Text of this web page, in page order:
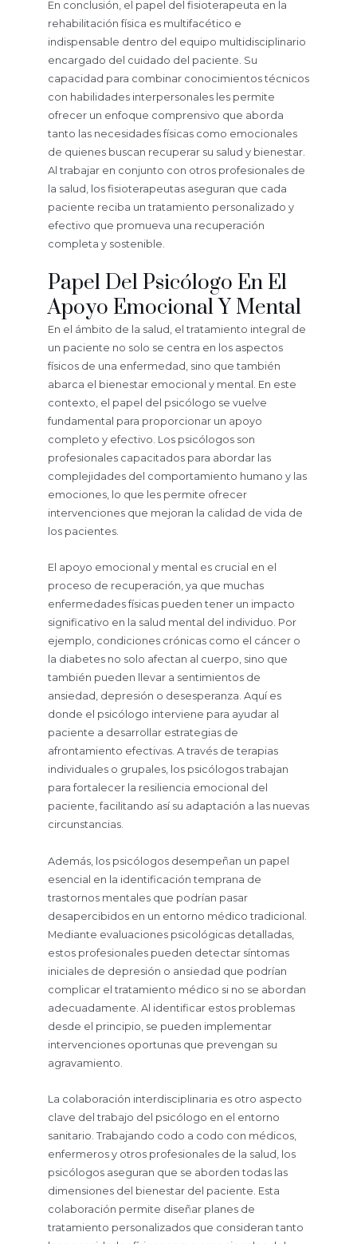
En conclusión, el papel del fisioterapeuta en la
rehabilitación física es multifacético e
indispensable dentro del equipo multidisciplinario
encargado del cuidado del paciente. Su
capacidad para combinar conocimientos técnicos
con habilidades interpersonales les permite
ofrecer un enfoque comprensivo que aborda
tanto las necesidades físicas como emocionales
de quienes buscan recuperar su salud y bienestar.
Al trabajar en conjunto con otros profesionales de
la salud, los fisioterapeutas aseguran que cada
paciente reciba un tratamiento personalizado y
efectivo que promueva una recuperación
completa y sostenible.
Papel Del Psicólogo En El
Apoyo Emocional Y Mental
En el ámbito de la salud, el tratamiento integral de
un paciente no solo se centra en los aspectos
físicos de una enfermedad, sino que también
abarca el bienestar emocional y mental. En este
contexto, el papel del psicólogo se vuelve
fundamental para proporcionar un apoyo
completo y efectivo. Los psicólogos son
profesionales capacitados para abordar las
complejidades del comportamiento humano y las
emociones, lo que les permite ofrecer
intervenciones que mejoran la calidad de vida de
los pacientes.
El apoyo emocional y mental es crucial en el
proceso de recuperación, ya que muchas
enfermedades físicas pueden tener un impacto
significativo en la salud mental del individuo. Por
ejemplo, condiciones crónicas como el cáncer o
la diabetes no solo afectan al cuerpo, sino que
también pueden llevar a sentimientos de
ansiedad, depresión o desesperanza. Aquí es
donde el psicólogo interviene para ayudar al
paciente a desarrollar estrategias de
afrontamiento efectivas. A través de terapias
individuales o grupales, los psicólogos trabajan
para fortalecer la resiliencia emocional del
paciente, facilitando así su adaptación a las nuevas
circunstancias.
Además, los psicólogos desempeñan un papel
esencial en la identificación temprana de
trastornos mentales que podrían pasar
desapercibidos en un entorno médico tradicional.
Mediante evaluaciones psicológicas detalladas,
estos profesionales pueden detectar síntomas
iniciales de depresión o ansiedad que podrían
complicar el tratamiento médico si no se abordan
adecuadamente. Al identificar estos problemas
desde el principio, se pueden implementar
intervenciones oportunas que prevengan su
agravamiento.
La colaboración interdisciplinaria es otro aspecto
clave del trabajo del psicólogo en el entorno
sanitario. Trabajando codo a codo con médicos,
enfermeros y otros profesionales de la salud, los
psicólogos aseguran que se aborden todas las
dimensiones del bienestar del paciente. Esta
colaboración permite diseñar planes de
tratamiento personalizados que consideran tanto